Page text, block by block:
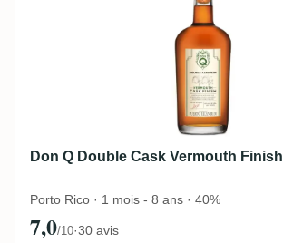
Don Q Double Cask Vermouth Finish
Porto Rico · 1 mois - 8 ans · 40%
7,0/10·30 avis